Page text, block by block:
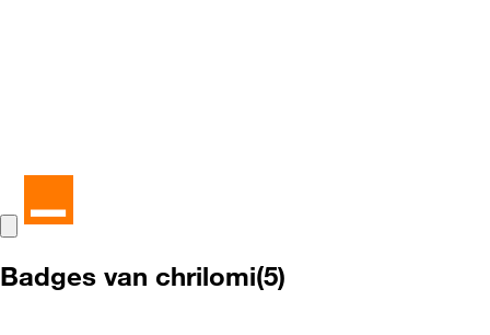
Badges van chrilomi(5)